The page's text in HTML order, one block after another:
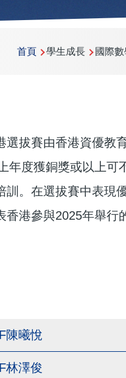
首頁 學生成長 國際數
拔賽由香港資優教
年度獲銅獎或以上可
。在選拔賽中表現
港參與2025年舉行
陳曦悅
林澤俊